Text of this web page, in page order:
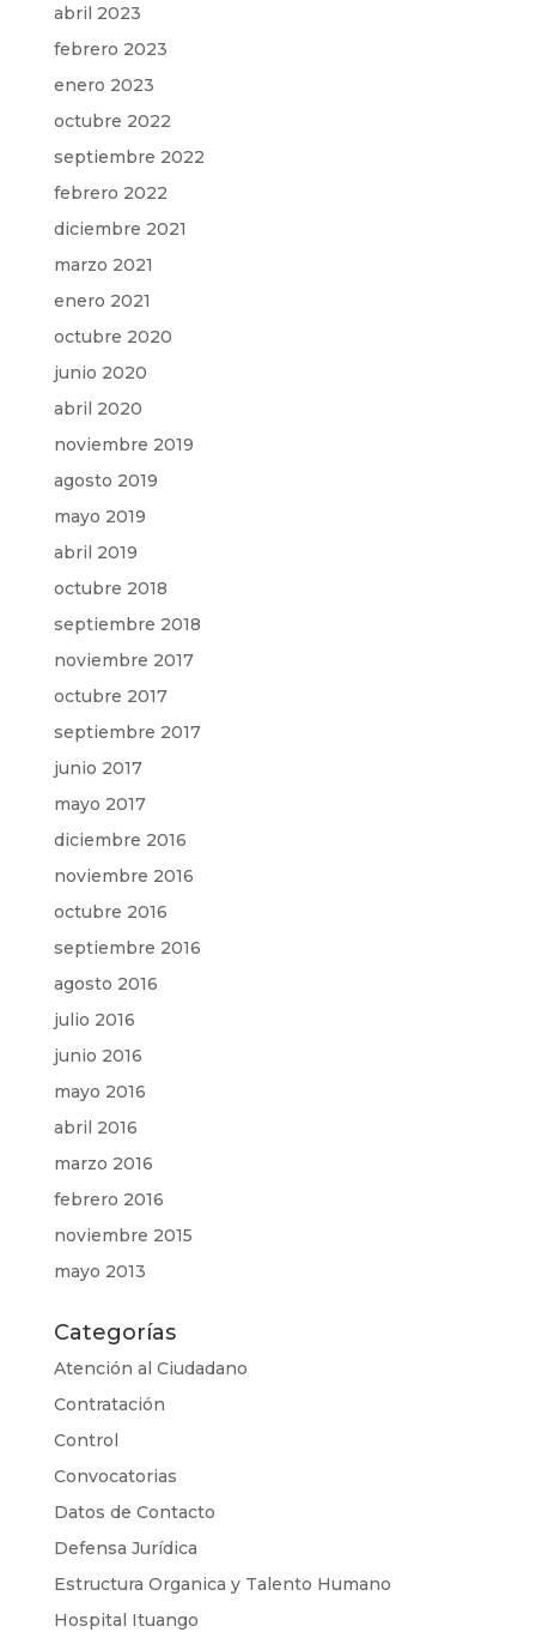
abril 2023
febrero 2023
enero 2023
octubre 2022
septiembre 2022
febrero 2022
diciembre 2021
marzo 2021
enero 2021
octubre 2020
junio 2020
abril 2020
noviembre 2019
agosto 2019
mayo 2019
abril 2019
octubre 2018
septiembre 2018
noviembre 2017
octubre 2017
septiembre 2017
junio 2017
mayo 2017
diciembre 2016
noviembre 2016
octubre 2016
septiembre 2016
agosto 2016
julio 2016
junio 2016
mayo 2016
abril 2016
marzo 2016
febrero 2016
noviembre 2015
mayo 2013
Categorías
Atención al Ciudadano
Contratación
Control
Convocatorias
Datos de Contacto
Defensa Jurídica
Estructura Organica y Talento Humano
Hospital Ituango